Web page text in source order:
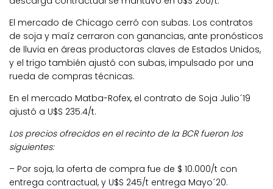
El mercado de Chicago cerró con subas. Los contratos
de soja y maíz cerraron con ganancias, ante pronósticos
de lluvia en áreas productoras claves de Estados Unidos,
y el trigo también ajustó con subas, impulsado por una
rueda de compras técnicas.
En el mercado Matba-Rofex, el contrato de Soja Julio´19
ajustó a U$S 235.4/t.
Los precios ofrecidos en el recinto de la BCR fueron los
siguientes:
– Por soja, la oferta de compra fue de $ 10.000/t con
entrega contractual, y U$S 245/t entrega Mayo´20.